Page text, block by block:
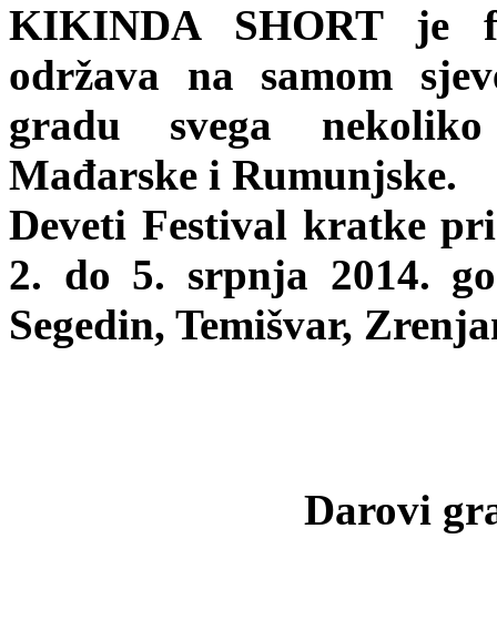
KIKINDA SHORT je
održava na samom
gradu svega
Mađarske i Rumunjske.
Deveti Festival kratke
2. do 5. srpnja 2014.
Segedin, Temišvar,
Darovi